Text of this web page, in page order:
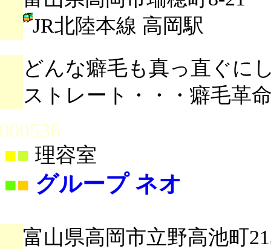
JR北陸本線 高岡駅
どんな癖毛も真っ直ぐに
ストレート・・・癖毛革
■ 理容室
■■ グループ ネオ
富山県高岡市立野高池町